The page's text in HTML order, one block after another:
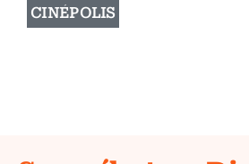
CINÉPOLIS